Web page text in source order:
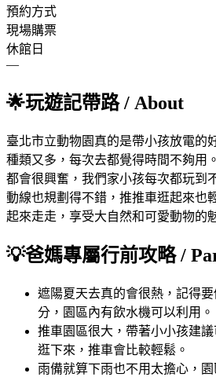
預約方式
現場購票
休館日
—
🌟玩遊記帶路/ About
臺北市立動物園真的是帶小孩放電的
種類又多，每次去都覺得時間不夠用
都會很興奮，我們家小孩每次都玩到
動線也規劃得不錯，推推車逛起來也
起來走走，享受大自然和可愛動物的
💡爸媽專屬行前攻略 /
遮陽夏天去真的會很熱，記得
分，園區內有飲水機可以利用。
推車園區很大，帶著小小孩建
逛下來，推車會比較輕鬆。
雨備就算下雨也不用太擔心，